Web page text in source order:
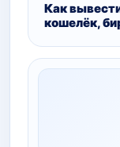
Как
кошелёк,